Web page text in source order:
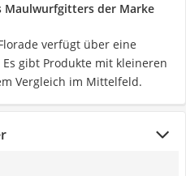
Maulwurfgitters der Marke
verfügt über eine
gibt Produkte mit kleineren
Vergleich im Mittelfeld.